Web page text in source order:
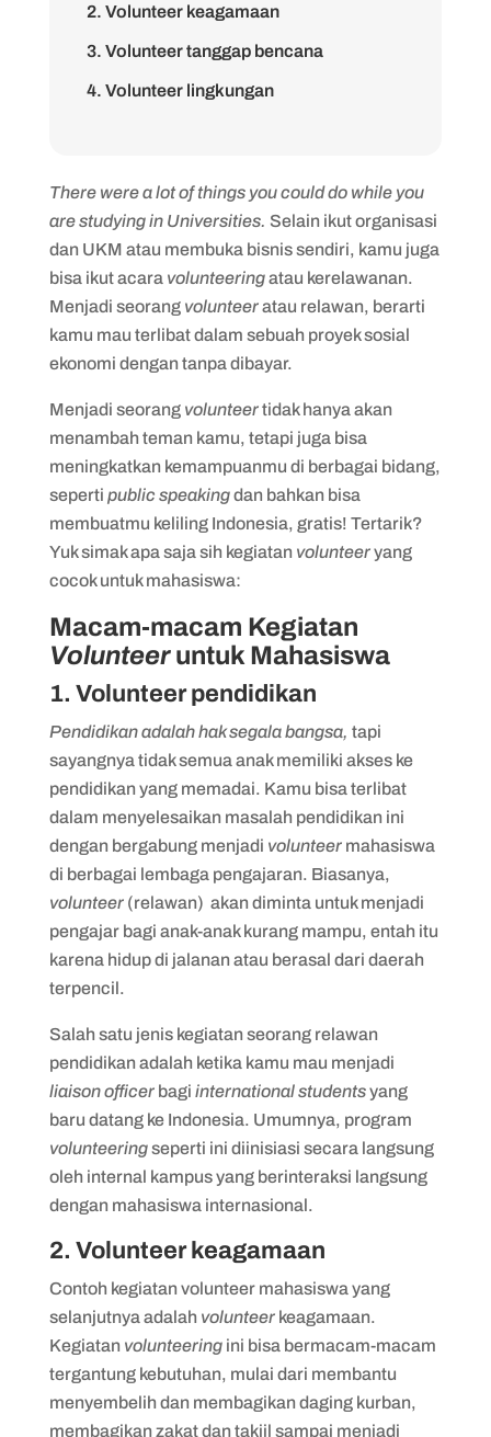
2. Volunteer keagamaan
3. Volunteer tanggap bencana
4. Volunteer lingkungan
There were a lot of things you could do while you
are studying in Universities. Selain ikut organisasi
dan UKM atau membuka bisnis sendiri, kamu juga
bisa ikut acara volunteeringatau kerelawanan.
Menjadi seorang volunteeratau relawan, berarti
kamu mau terlibat dalam sebuah proyek sosial
ekonomi dengan tanpa dibayar.
Menjadi seorang volunteertidak hanya akan
menambah teman kamu, tetapi juga bisa
meningkatkan kemampuanmu di berbagai bidang,
seperti public speakingdan bahkan bisa
membuatmu keliling Indonesia, gratis! Tertarik?
Yuk simak apa saja sih kegiatan volunteeryang
cocok untuk mahasiswa:
Macam-macam Kegiatan
Volunteeruntuk Mahasiswa
1. Volunteer pendidikan
Pendidikan adalah hak segala bangsa, tapi
sayangnya tidak semua anak memiliki akses ke
pendidikan yang memadai. Kamu bisa terlibat
dalam menyelesaikan masalah pendidikan ini
dengan bergabung menjadi volunteer mahasiswa
di berbagai lembaga pengajaran. Biasanya,
volunteer (relawan) akan diminta untuk menjadi
pengajar bagi anak-anak kurang mampu, entah itu
karena hidup di jalanan atau berasal dari daerah
terpencil.
Salah satu jenis kegiatan seorang relawan
pendidikan adalah ketika kamu mau menjadi
liaison officerbagi international studentsyang
baru datang ke Indonesia. Umumnya, program
volunteeringseperti ini diinisiasi secara langsung
oleh internal kampus yang berinteraksi langsung
dengan mahasiswa internasional.
2. Volunteer keagamaan
Contoh kegiatan volunteer mahasiswa yang
selanjutnya adalah volunteer keagamaan.
Kegiatan volunteeringini bisa bermacam-macam
tergantung kebutuhan, mulai dari membantu
menyembelih dan membagikan daging kurban,
membagikan zakat dan takjil sampai menjadi